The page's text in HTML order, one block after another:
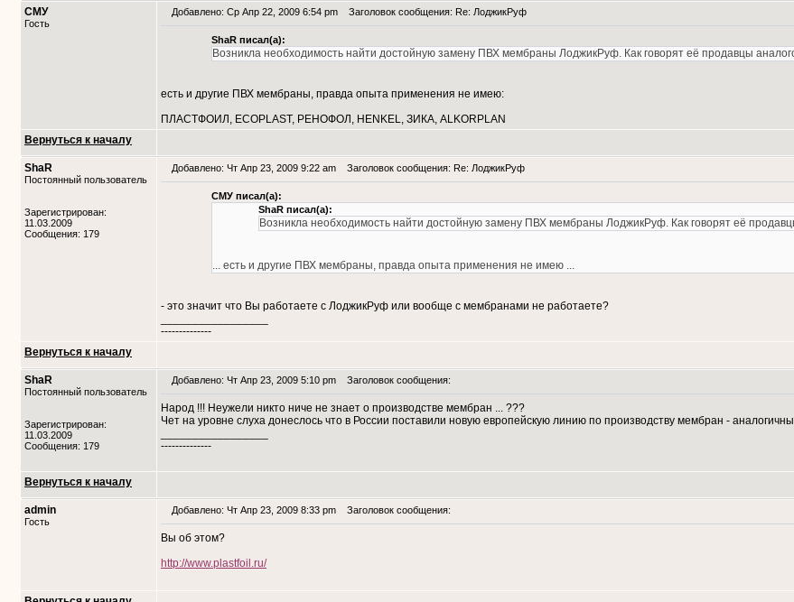
СМУ
Гость
Добавлено: Ср Апр 22, 2009 6:54 pm Заголовок сообщения: Re: ЛоджикРуф
ShaR писал(а):
Возникла необходимость найти достойную замену ПВХ мембраны ЛоджикРуф. Как говорят её продавцы
есть и другие ПВХ мембраны, правда опыта применения не имею:
ПЛАСТФОИЛ, ECOPLAST, РЕНОФОЛ, HENKEL, ЗИКА, ALKORPLAN
Вернуться к началу
ShaR
Постоянный пользователь
Зарегистрирован:
11.03.2009
Сообщения: 179
Добавлено: Чт Апр 23, 2009 9:22 am Заголовок сообщения: Re: ЛоджикРуф
СМУ писал(а):
ShaR писал(а):
Возникла необходимость найти достойную замену ПВХ мембраны ЛоджикРуф. Как говорят её
... есть и другие ПВХ мембраны, правда опыта применения не имею ...
- это значит что Вы работаете с ЛоджикРуф или вообще с мембранами не работаете?
--------------
Вернуться к началу
ShaR
Постоянный пользователь
Зарегистрирован:
11.03.2009
Сообщения: 179
Добавлено: Чт Апр 23, 2009 5:10 pm Заголовок сообщения:
Народ !!! Неужели никто ниче не знает о производстве мембран ... ???
Чет на уровне слуха донеслось что в России поставили новую европейскую линию по производству мембран -
--------------
Вернуться к началу
admin
Гость
Добавлено: Чт Апр 23, 2009 8:33 pm Заголовок сообщения:
Вы об этом?
http://www.plastfoil.ru/